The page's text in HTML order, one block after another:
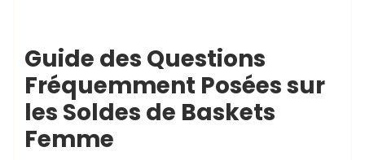
Guide des Questions
Fréquemment Posées sur
les Soldes de Baskets
Femme